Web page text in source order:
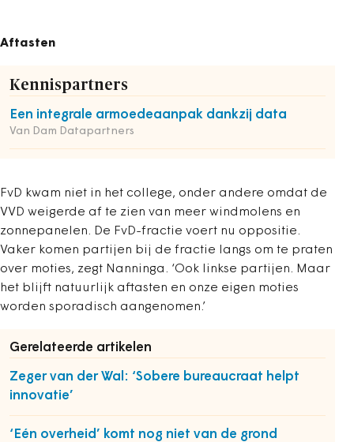
Aftasten
Kennispartners
Een integrale armoedeaanpak dankzij data
Van Dam Datapartners
FvD kwam niet in het college, onder andere omdat de
VVD weigerde af te zien van meer windmolens en
zonnepanelen. De FvD-fractie voert nu oppositie.
Vaker komen partijen bij de fractie langs om te praten
over moties, zegt Nanninga. ‘Ook linkse partijen. Maar
het blijft natuurlijk aftasten en onze eigen moties
worden sporadisch aangenomen.’
Gerelateerde artikelen
Zeger van der Wal: ‘Sobere bureaucraat helpt
innovatie’
‘Eén overheid’ komt nog niet van de grond